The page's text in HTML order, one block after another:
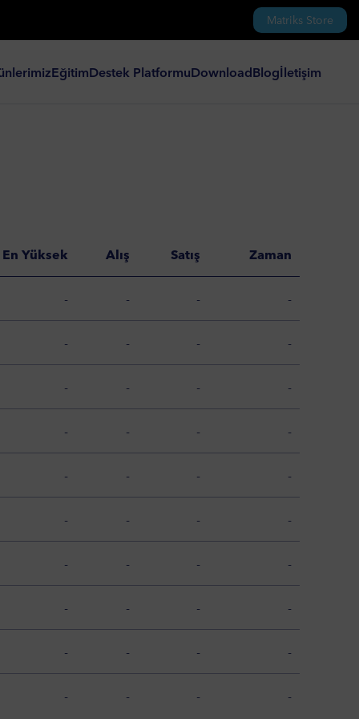
Matriks Store
EğitimDestek PlatformuDownloadBlogİletişim
Yüksek Alış Satış Zaman
- - - -
- - - -
- - - -
- - - -
- - - -
- - - -
- - - -
- - - -
- - - -
- - - -